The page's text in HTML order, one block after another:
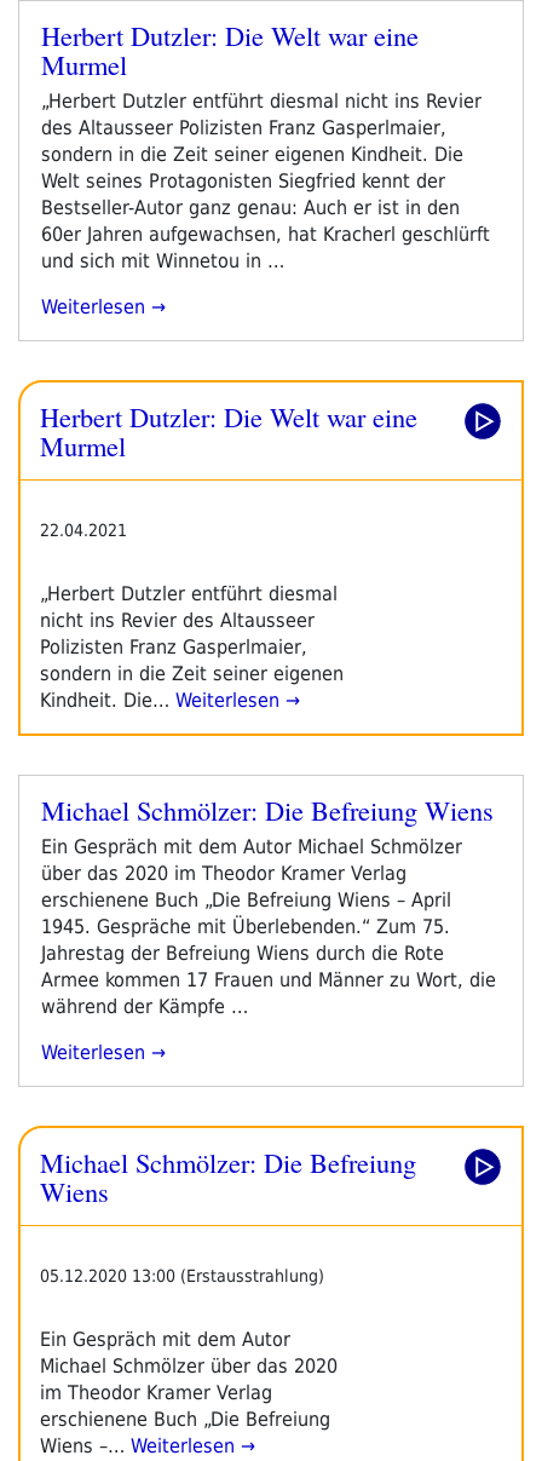
Sagst
Du“
Veröffentlicht
am
Herbert Dutzler: Die Welt war eine
Murmel
„Herbert Dutzler entführt diesmal nicht ins Revier
des Altausseer Polizisten Franz Gasperlmaier,
sondern in die Zeit seiner eigenen Kindheit. Die
Welt seines Protagonisten Siegfried kennt der
Bestseller-Autor ganz genau: Auch er ist in den
60er Jahren aufgewachsen, hat Kracherl geschlürft
und sich mit Winnetou in …
„Herbert
Welt
War
Eine
Weiterlesen
Herbert Dutzler: Die Welt war eine
Murmel
22.04.2021
„Herbert Dutzler entführt diesmal
nicht ins Revier des Altausseer
Polizisten Franz Gasperlmaier,
sondern in die Zeit seiner eigenen
Kindheit. Die… Weiterlesen →
Veröffentlicht
Michael Schmölzer: Die Befreiung Wiens
Ein Gespräch mit dem Autor Michael Schmölzer
über das 2020 im Theodor Kramer Verlag
erschienene Buch „Die Befreiung Wiens – April
1945. Gespräche mit Überlebenden.“ Zum 75.
Jahrestag der Befreiung Wiens durch die Rote
Armee kommen 17 Frauen und Männer zu Wort, die
während der Kämpfe …
„Michael
Befreiung
Wiens“
Weiterlesen
Michael Schmölzer: Die Befreiung
Wiens
05.12.2020 13:00 (Erstausstrahlung)
Ein Gespräch mit dem Autor
Michael Schmölzer über das 2020
im Theodor Kramer Verlag
erschienene Buch „Die Befreiung
Wiens –… Weiterlesen →